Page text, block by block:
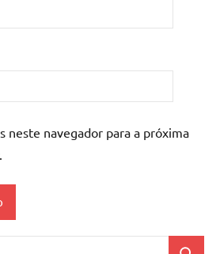
neste navegador para a próxima